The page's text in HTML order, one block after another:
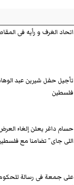
اتحاد الغرف و رأيه فى
تأجيل حفل شيرين عبد
فلسطين
حسام داغر يعلن إلغاء
اللى جاى” تضامنا مع
على جمعة فى رسالة للحكومة